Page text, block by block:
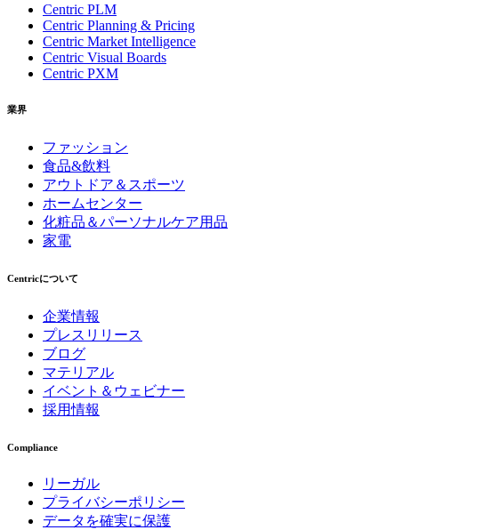
Centric PLM
Centric Planning & Pricing
Centric Market Intelligence
Centric Visual Boards
Centric PXM
業界
ファッション
食品&飲料
アウトドア＆スポーツ
ホームセンター
化粧品＆パーソナルケア用品
家電
Centricについて
企業情報
プレスリリース
ブログ
マテリアル
イベント＆ウェビナー
採用情報
Compliance
リーガル
プライバシーポリシー
データを確実に保護